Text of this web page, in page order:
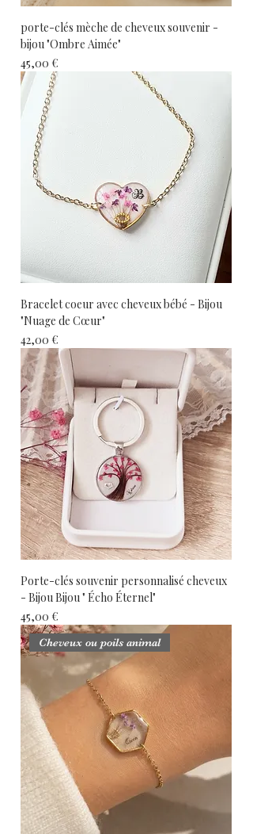
porte-clés mèche de cheveux souvenir -
bijou "Ombre Aimée"
Prix
45,00 €
Bracelet coeur avec cheveux bébé - Bijou
"Nuage de Cœur"
Prix
42,00 €
Porte-clés souvenir personnalisé cheveux
- Bijou Bijou " Écho Éternel"
Prix
45,00 €
Cheveux ou poils animal